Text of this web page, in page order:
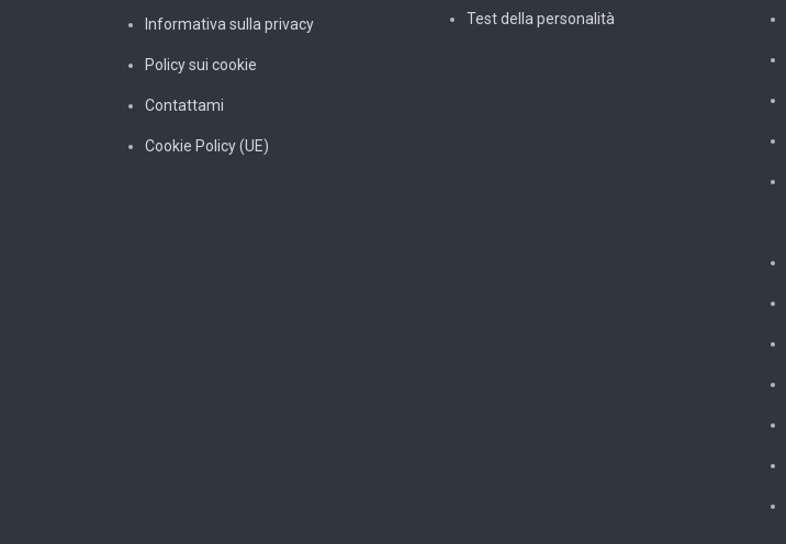
Informativa sulla privacy
Policy sui cookie
Contattami
Cookie Policy (UE)
Test della personalità